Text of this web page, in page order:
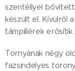
szentéllyel
készült el. Kívülről
támpillérek erősítik.
Tornyának négy
fazsindelyes